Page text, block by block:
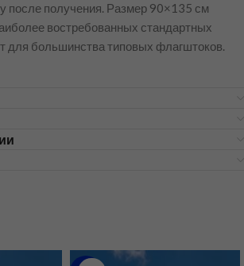
после получения. Размер 90×135 см
востребованных стандартных
для большинства типовых флагштоков.